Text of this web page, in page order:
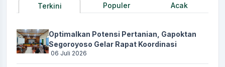
Terkini Populer Acak
Optimalkan Potensi Pertanian, Gapoktan
Segoroyoso Gelar Rapat Koordinasi
06 Juli 2026